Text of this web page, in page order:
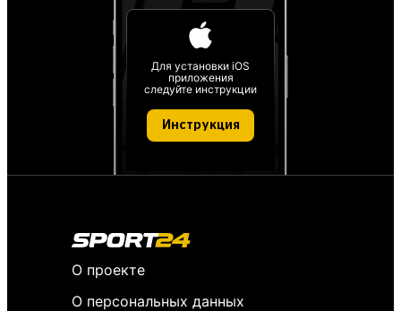
Для установки iOS
приложения
следуйте инструкции
Инструкция
О проекте
О персональных данных